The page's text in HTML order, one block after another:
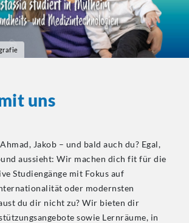
uns
Jakob – und bald auch du? Egal,
aussieht: Wir machen dich fit für die
Studiengänge mit Fokus auf
oder modernsten
du dir nicht zu? Wir bieten dir
sowie Lernräume, in